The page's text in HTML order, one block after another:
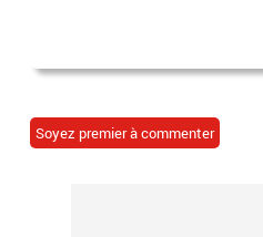
Soyez premier à commenter